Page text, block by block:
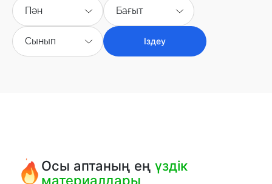
Пән Бағыт
Сынып Іздеу
Осы аптаның еңүздік
материалдары